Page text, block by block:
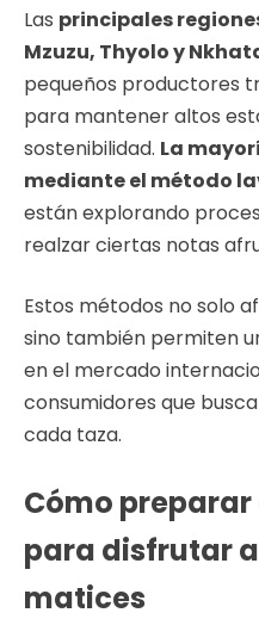
Las principales
Mzuzu, Thyolo y
pequeños productores
para mantener altos
sostenibilidad. La
mediante el método
están explorando
realzar ciertas notas
Estos métodos no solo
sino también permiten
en el mercado
consumidores que
cada taza.
Cómo
para disfrutar
matices